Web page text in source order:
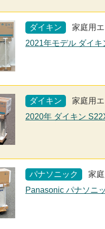
ダイキン
家庭用
2021年モデル ダイ
ダイキン
家庭用
2020年 ダイキン
パナソニック
家
Panasonic パナソニ